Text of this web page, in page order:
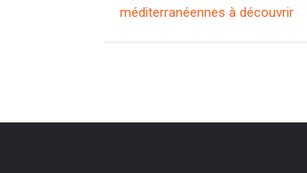
méditerranéennes à découvrir